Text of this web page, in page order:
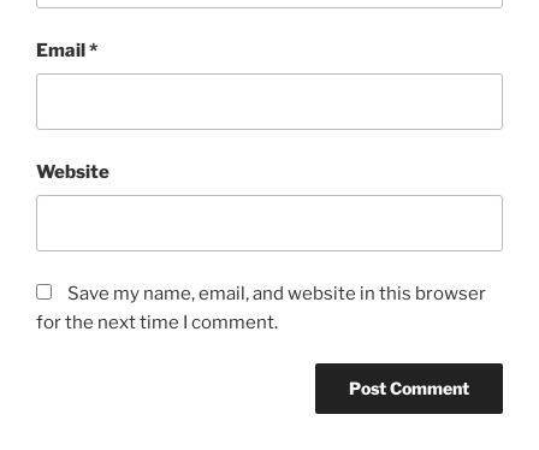
Email*
Website
Save my name, email, and website in this browser
for the next time I comment.